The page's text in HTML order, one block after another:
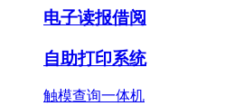
电子读报借阅
自助打印系统
触模查询一体机